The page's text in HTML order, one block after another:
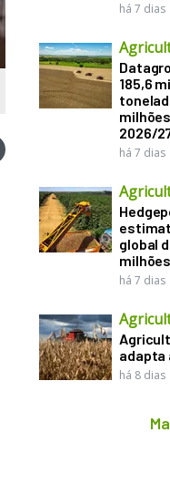
há 7 dias
185,6
2026/
há 7 dias
global
há 7 dias
adapta
há 8 dias